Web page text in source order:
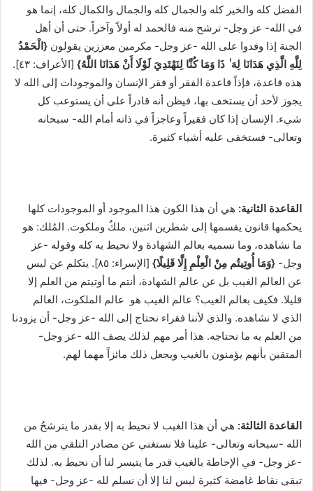
الفضل كله والخير كله والجمال كله والجمال والكمال كله، إنما هو
في الله- عز وجل- ترشح منه فالحمد له أولاً وآخراً. حتى أن أهل
الجنة إذا وفدوا على الله -عز وجل- مكرمين معززين يقولون {الْحَمْدُ
لِلَّهِ الَّذِي هَدَانَا لِهَ ٰ ذَا وَمَا كُنَّا لِنَهْتَدِيَ لَوْلَا أَنْ هَدَانَا اللَّهُ}
[الأعراف: ٤٣].
هذه قاعدة، فإذاً قاعدة الفقر أو فقر الإنسان والموجودات إلى الله لا
يجوز لأحد أن يستخف بها، فيظن أنه قادراً على أن يستوعب كل
شيء. الإنسان إذا كان فقيراً وعاجزاً في ذاته أمام الله- سبحانه
وتعالى- فستخفى عليه أشياء كثيرة.
القاعدة الثانية: هي أن هذا الكون هذا الموجود أو الموجودات كلها
يحكمها قانون يقسمها إلى شطرين اثنين، ملكٌ وملكوت. المُلك: هو
ما نشاهده، وما نسميه بعالم الشهادة ولا نحيط به كله وقوله -عز
وجل- {وَمَا أُوتِيتُم مِنْ الْعِلْمِ إِلَّا قَلِيلًا}
[الإسراء: ٨٥]. يتكلم عن ليس
عن العالم الغيب بل عن عالم الشهادة، أنتم ما أوتيتم من العلم إلا
قليلا. فكيف بعالم الغيب؟ عالم الغيب هو عالم الملكوت، العالم
الذي لا نشاهده. والذي لأننا فقراء نحتاج إلى الله -عز وجل- أن يزودنا
من العلم به ما نحتاجه. هذا أمر مهم لذلك يصف الله -عز وجل-
المتقين بأنهم يؤمنون بالغيب ويجعل ذلك مائزاً مهما لهم.
القاعدة الثالثة: هي أن هذا الغيب لا نحيط به إلا بقدر ما يترشحُ من
الله -سبحانه وتعالى- علينا فلا نستغني عن مصادر التلقي من الله
-عز وجل- في الإحاطة بالغيب قدر ما يتيسر لنا أن نحيط به. لذلك
تبقى نقاط غامضة كثيرة ليس لنا إلا أن نسلم لله -عز وجل- فيها